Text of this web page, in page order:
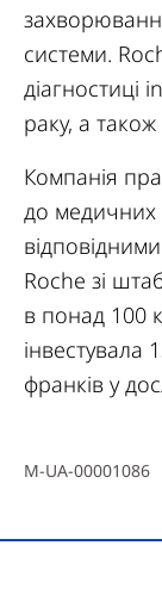
системи.
діагностиці
раку, а також
Компанія
до медичних
Roche зі
в понад 100
інвестувала
франків у
M-UA-00001086